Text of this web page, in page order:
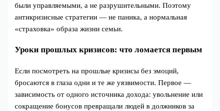
были управляемыми, а не разрушительными. Поэтому
антикризисные стратегии — не паника, а нормальная
«страховка» образа жизни семьи.
Уроки прошлых кризисов: что ломается первым
Если посмотреть на прошлые кризисы без эмоций,
бросаются в глаза одни и те же уязвимости. Первое —
зависимость от одного источника дохода: увольнение или
сокращение бонусов превращали людей в должников за